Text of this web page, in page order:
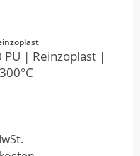
PU | Reinzoplast |